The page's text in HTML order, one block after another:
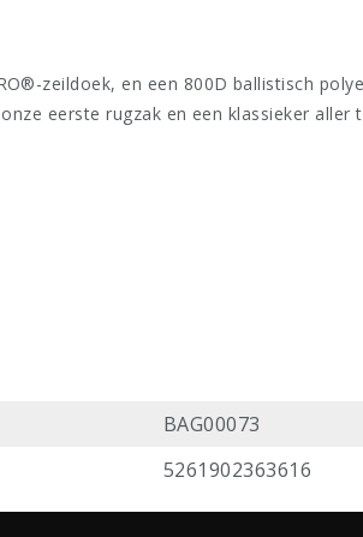
zeildoek, en een 800D ballistisch
eerste rugzak en een klassieker
BAG00073
5261902363616